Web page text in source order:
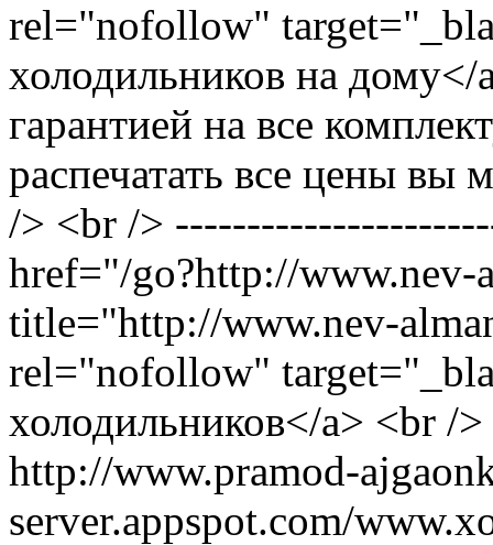
rel="nofollow"
холодильников на дому</
гарантией на все
распечатать все цены вы
/> <br />
href="/go?http://www.nev-
title="http://www.nev-
rel="nofollow"
холодильников</a> <br /
http://www.pramod-
server.appspot.com/